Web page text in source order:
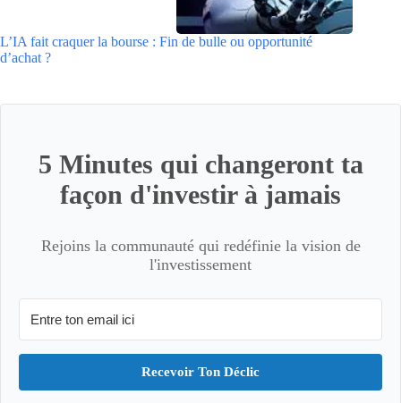
L’IA fait craquer la bourse : Fin de bulle ou opportunité
d’achat ?
5 Minutes qui changeront ta
façon d'investir à jamais
Rejoins la communauté qui redéfinie la vision de
l'investissement
Recevoir Ton Déclic